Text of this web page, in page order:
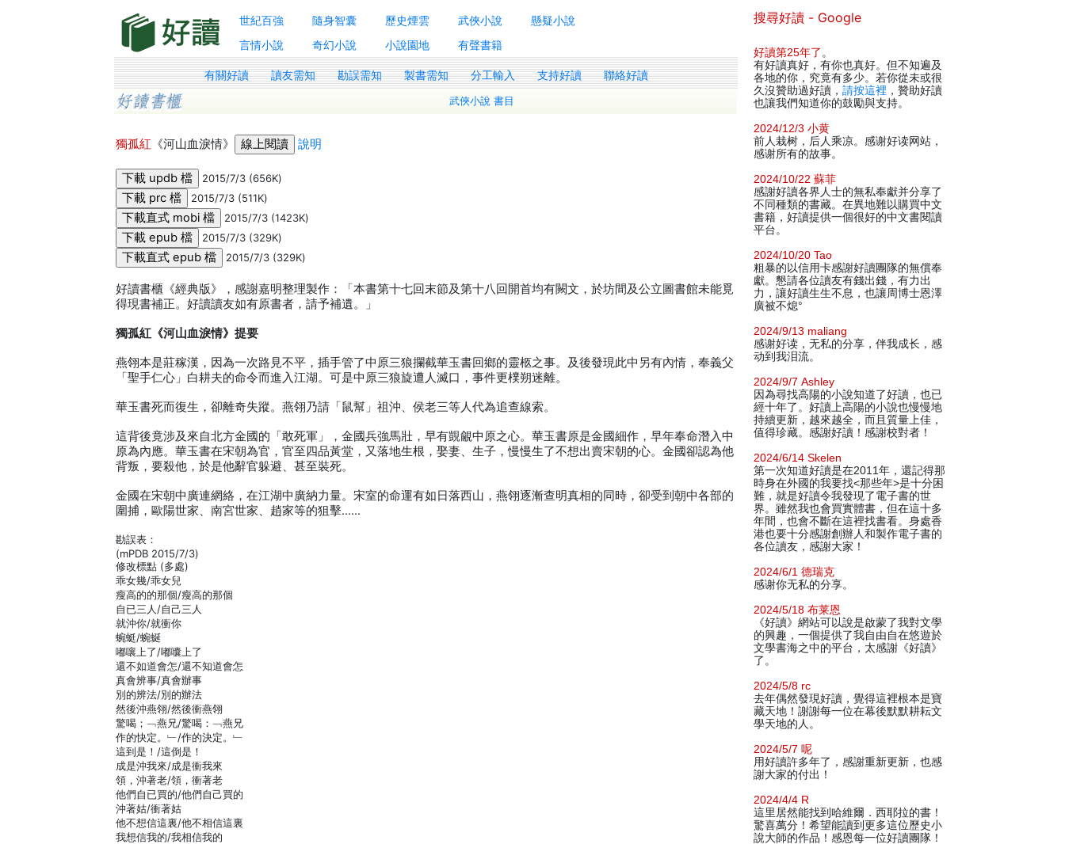
世紀百強 隨身智囊 歷史煙雲 武俠小說
懸疑小說
言情小說
奇幻小說 小說園地 有聲書籍
有關好讀 讀友需知 勘誤需知 製書需知 分工輸入 支持好讀 聯絡好讀
武俠小說 書目
獨孤紅 《河山血淚情》 說明
2015/7/3 (656K)
2015/7/3 (511K)
2015/7/3 (1423K)
2015/7/3 (329K)
2015/7/3 (329K)
好讀書櫃《經典版》，感謝嘉明整理製作：「本書第十七回末節及第十八回開首均有闕文，於坊間及公立圖書館未能覓
得現書補正。好讀讀友如有原書者，請予補遺。」
獨孤紅《河山血淚情》提要
燕翎本是莊稼漢，因為一次路見不平，插手管了中原三狼攔截華玉書回鄉的靈柩之事。及後發現此中另有內情，奉義父
「聖手仁心」白耕夫的命令而進入江湖。可是中原三狼旋遭人滅口，事件更樸朔迷離。
華玉書死而復生，卻離奇失蹤。燕翎乃請「鼠幫」祖沖、侯老三等人代為追查線索。
這背後竟涉及來自北方金國的「敢死軍」，金國兵強馬壯，早有覬覦中原之心。華玉書原是金國細作，早年奉命潛入中
原為內應。華玉書在宋朝為官，官至四品黃堂，又落地生根，娶妻、生子，慢慢生了不想出賣宋朝的心。金國卻認為他
背叛，要殺他，於是他辭官躲避、甚至裝死。
金國在宋朝中廣連網絡，在江湖中廣納力量。宋室的命運有如日落西山，燕翎逐漸查明真相的同時，卻受到朝中各部的
圍捕，歐陽世家、南宮世家、趙家等的狙擊……
勘誤表：
(mPDB 2015/7/3)
修改標點 (多處)
乖女幾/乖女兒
瘦高的的那個/瘦高的那個
自已三人/自己三人
就沖你/就衝你
蜿蜓/蜿蜒
嘟嚷上了/嘟囔上了
還不如道會怎/還不知道會怎
真會辨事/真會辦事
別的辨法/別的辦法
然後沖燕翎/然後衝燕翎
驚喝；﹁燕兄/驚喝：﹁燕兄
作的快定。﹂/作的決定。﹂
這到是！/這倒是！
成是沖我來/成是衝我來
領，沖著老/領，衝著老
他們自已買的/他們自己買的
沖著姑/衝著姑
他不想信這裏/他不相信這裏
我想信我的/我相信我的
搜尋好讀 - Google
好讀第25年了 。
有好讀真好，有你也真好。但不知遍及
各地的你，究竟有多少。若你從未或很
久沒贊助過好讀， 請按這裡 ，贊助好讀
也讓我們知道你的鼓勵與支持。
2024/12/3 小黄
前人栽树，后人乘凉。感谢好读网站，
感谢所有的故事。
2024/10/22 蘇菲
感謝好讀各界人士的無私奉獻并分享了
不同種類的書藏。在異地難以購買中文
書籍，好讀提供一個很好的中文書閱讀
平台。
2024/10/20 Tao
粗暴的以信用卡感謝好讀團隊的無償奉
獻。懇請各位讀友有錢出錢，有力出
力，讓好讀生生不息，也讓周博士恩澤
廣被不熄°
2024/9/13 maliang
感谢好读，无私的分享，伴我成长，感
动到我泪流。
2024/9/7 Ashley
因為尋找高陽的小說知道了好讀，也已
經十年了。好讀上高陽的小說也慢慢地
持續更新，越來越全，而且質量上佳，
值得珍藏。感謝好讀！感謝校對者！
2024/6/14 Skelen
第一次知道好讀是在2011年，還記得那
時身在外國的我要找<那些年>是十分困
難，就是好讀令我發現了電子書的世
界。雖然我也會買實體書，但在這十多
年間，也會不斷在這裡找書看。身處香
港也要十分感謝創辦人和製作電子書的
各位讀友，感謝大家！
2024/6/1 德瑞克
感谢你无私的分享。
2024/5/18 布莱恩
《好讀》網站可以說是啟蒙了我對文學
的興趣，一個提供了我自由自在悠遊於
文學書海之中的平台，太感謝《好讀》
了。
2024/5/8 rc
去年偶然發現好讀，覺得這裡根本是寶
藏天地！謝謝每一位在幕後默默耕耘文
學天地的人。
2024/5/7 呢
用好讀許多年了，感謝重新更新，也感
謝大家的付出！
2024/4/4 R
這里居然能找到哈維爾．西耶拉的書！
驚喜萬分！希望能讀到更多這位歷史小
說大師的作品！感恩每一位好讀團隊！